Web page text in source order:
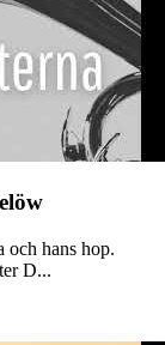
och hans hop.
D...